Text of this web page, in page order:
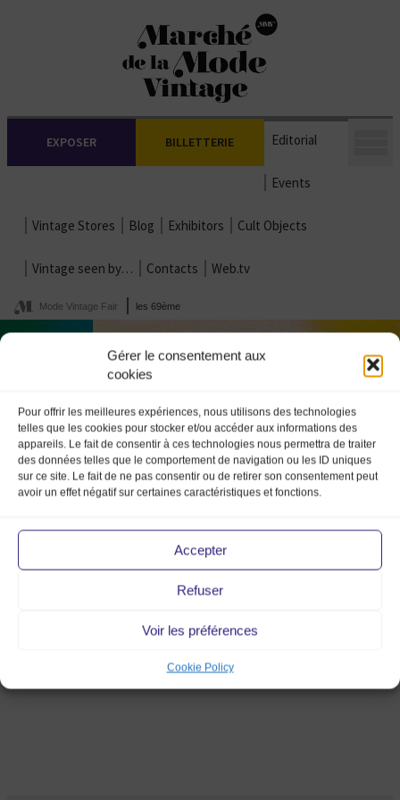
Gérer le consentement aux
cookies
Pour offrir les meilleures expériences, nous utilisons des technologies
telles que les cookies pour stocker et/ou accéder aux informations des
appareils. Le fait de consentir à ces technologies nous permettra de traiter
des données telles que le comportement de navigation ou les ID uniques
sur ce site. Le fait de ne pas consentir ou de retirer son consentement peut
avoir un effet négatif sur certaines caractéristiques et fonctions.
Accepter
Refuser
Voir les préférences
Cookie Policy
EXPOSER BILLETTERIE Editorial
Events
Vintage Stores Blog Exhibitors Cult Objects
Vintage seen by… Contacts Web.tv
Mode Vintage Fair les 69ème